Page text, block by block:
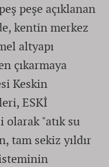
peşe açıklanan
kentin merkez
altyapı
çıkarmaya
Keskin
ESKİ
"atık su
tam sekiz yıldır